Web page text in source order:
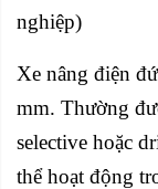
nghiệp)
Xe nâng điện
mm. Thường
selective hoặc
thể hoạt động